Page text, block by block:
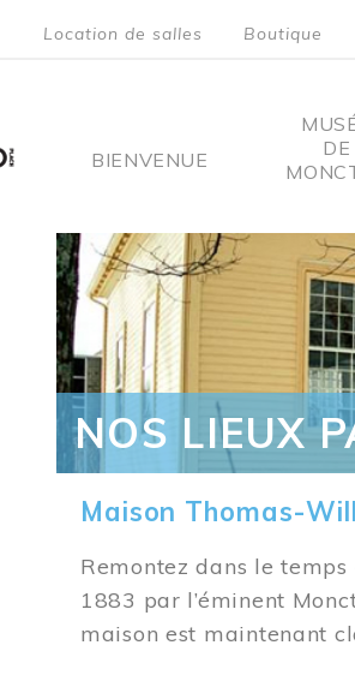
Location de salles Boutique
Main
BIENVENUE
DE
NOS LIEUX
Maison Thomas-
Remontez dans le
1883 par l’éminent
maison est maintenant